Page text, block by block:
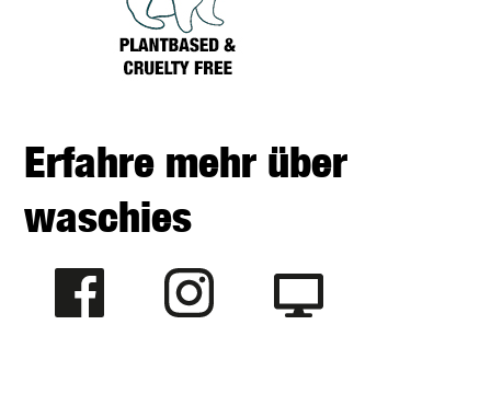
Erfahre mehr über
waschies